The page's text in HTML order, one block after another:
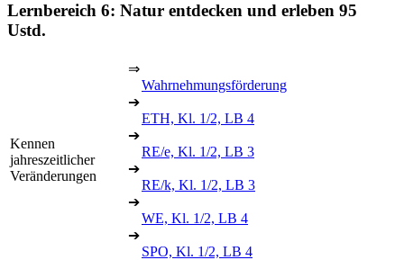
Lernbereich 6: Natur entdecken und erleben 95
Ustd.
Kennen
jahreszeitlicher
Veränderungen
⇒
Wahrnehmungsförderung
➔
ETH, Kl. 1/2, LB 4
➔
RE/e, Kl. 1/2, LB 3
➔
RE/k, Kl. 1/2, LB 3
➔
WE, Kl. 1/2, LB 4
➔
SPO, Kl. 1/2, LB 4